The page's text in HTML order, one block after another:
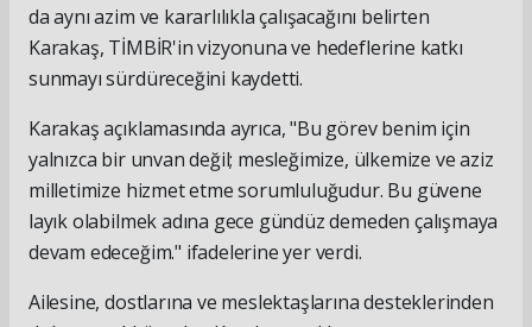
da aynı azim ve kararlılıkla çalışacağını belirten
Karakaş, TİMBİR'in vizyonuna ve hedeflerine katkı
sunmayı sürdüreceğini kaydetti.
Karakaş açıklamasında ayrıca, "Bu görev benim için
yalnızca bir unvan değil; mesleğimize, ülkemize ve aziz
milletimize hizmet etme sorumluluğudur. Bu güvene
layık olabilmek adına gece gündüz demeden çalışmaya
devam edeceğim." ifadelerine yer verdi.
Ailesine, dostlarına ve meslektaşlarına desteklerinden